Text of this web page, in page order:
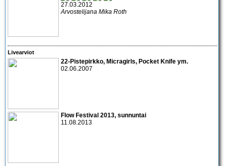
27.03.2012
Arvostelijana Mika Roth
Livearviot
22-Pistepirkko, Micragirls, Pocket Knife ym.
02.06.2007
Flow Festival 2013, sunnuntai
11.08.2013